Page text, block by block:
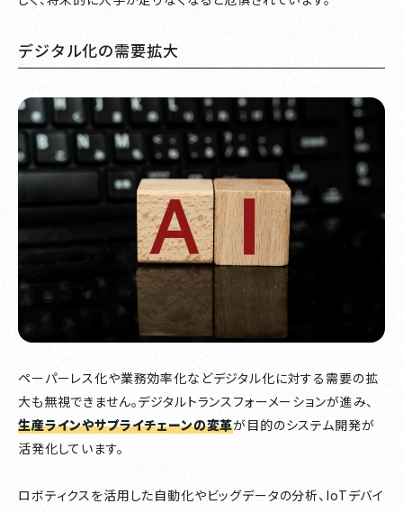
デジタル化の需要拡大
ペーパーレス化や業務効率化などデジタル化に対する需要の拡
大も無視できません。デジタルトランスフォーメーションが進み、
生産ラインやサプライチェーンの変革が目的のシステム開発が
活発化しています。
ロボティクスを活用した自動化やビッグデータの分析、IoTデバイ